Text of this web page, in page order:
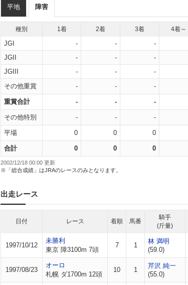
平地 障害
種別 1着 2着 3着 4着～
JGI - - -
JGII
- - -
JGIII
- - -
その他重賞
- - -
重賞合計 - - -
その他特別 - - -
平場 0 0 0
合計 0 0 0
2002/12/18 00:00 更新
※「総合成績」はJRAのレースのみとなります。
出走レース
日付 レース 着順 馬番
騎手
(斤量)
1997/10/12
未勝利
東京 障3100m 7頭
7 1
林 満明
(59.0)
1997/08/23
オーロ
札幌 ダ1700m 12頭
10 1
芹沢 純一
(55.0)